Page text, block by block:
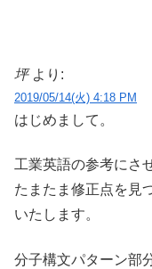
坪 より:
2019/05/14(火) 4:18 PM
はじめまして。
工業英語の参考にさ
たまたま修正点を見
いたします。
分子構文パターン部